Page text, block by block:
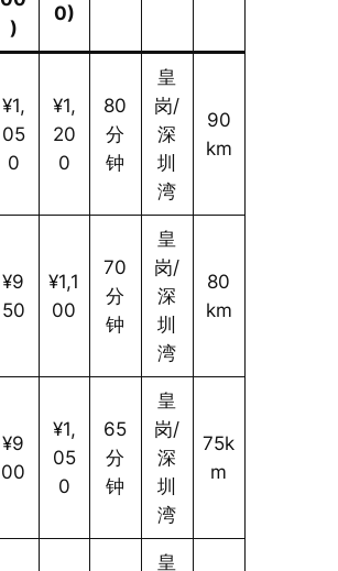
)
0)
¥1,
05
0
¥1,
20
0
80
分
钟
皇
岗/
深
圳
湾
90
km
¥9
50
¥1,1
00
70
分
钟
皇
岗/
深
圳
湾
80
km
¥9
00
¥1,
05
0
65
分
钟
皇
岗/
深
圳
湾
75k
m
皇